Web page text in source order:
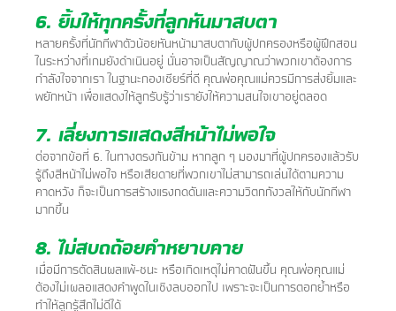
6. ยิ้มให้ทุกครั้งที่ลูกหันมาสบตา
หลายครั้งที่นักกีฬาตัวน้อยหันหน้ามาสบตากับผู้ปกครองหรือผู้ฝึกสอน
ในระหว่างที่เกมยังดำเนินอยู่ นั่นอาจเป็นสัญญาณว่าพวกเขาต้องการ
กำลังใจจากเรา ในฐานะกองเชียร์ที่ดี คุณพ่อคุณแม่ควรมีการส่งยิ้มและ
พยักหน้า เพื่อแสดงให้ลูกรับรู้ว่าเรายังให้ความสนใจเขาอยู่ตลอด
7. เลี่ยงการแสดงสีหน้าไม่พอใจ
ต่อจากข้อที่ 6. ในทางตรงกันข้าม หากลูก ๆ มองมาที่ผู้ปกครองแล้วรับ
รู้ถึงสีหน้าไม่พอใจ หรือเสียดายที่พวกเขาไม่สามารถเล่นได้ตามความ
คาดหวัง ก็จะเป็นการสร้างแรงกดดันและความวิตกกังวลให้กับนักกีฬา
มากขึ้น
8. ไม่สบถถ้อยคำหยาบคาย
เมื่อมีการตัดสินผลแพ้-ชนะ หรือเกิดเหตุไม่คาดฝันขึ้น คุณพ่อคุณแม่
ต้องไม่เผลอแสดงคำพูดในเชิงลบออกไป เพราะจะเป็นการตอกย้ำหรือ
ทำให้ลูกรู้สึกไม่ดีได้